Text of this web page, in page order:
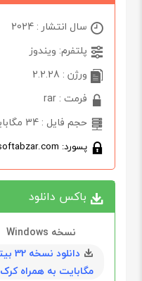
سال انتشار : 2024
پلتفرم: ویندوز
ورژن : 2.2.28
فرمت : rar
حجم فایل : 34 مگابایت
پسورد: softabzar.com
باکس دانلود
نسخه Windows
مگابايت به همراه کرک